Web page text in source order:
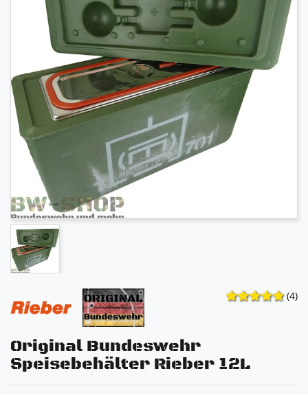
(4)
Original Bundeswehr
Speisebehälter Rieber 12L